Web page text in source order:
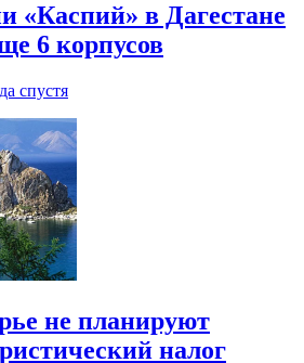
«Каспий» в Дагестане
6 корпусов
спустя
не планируют
налог